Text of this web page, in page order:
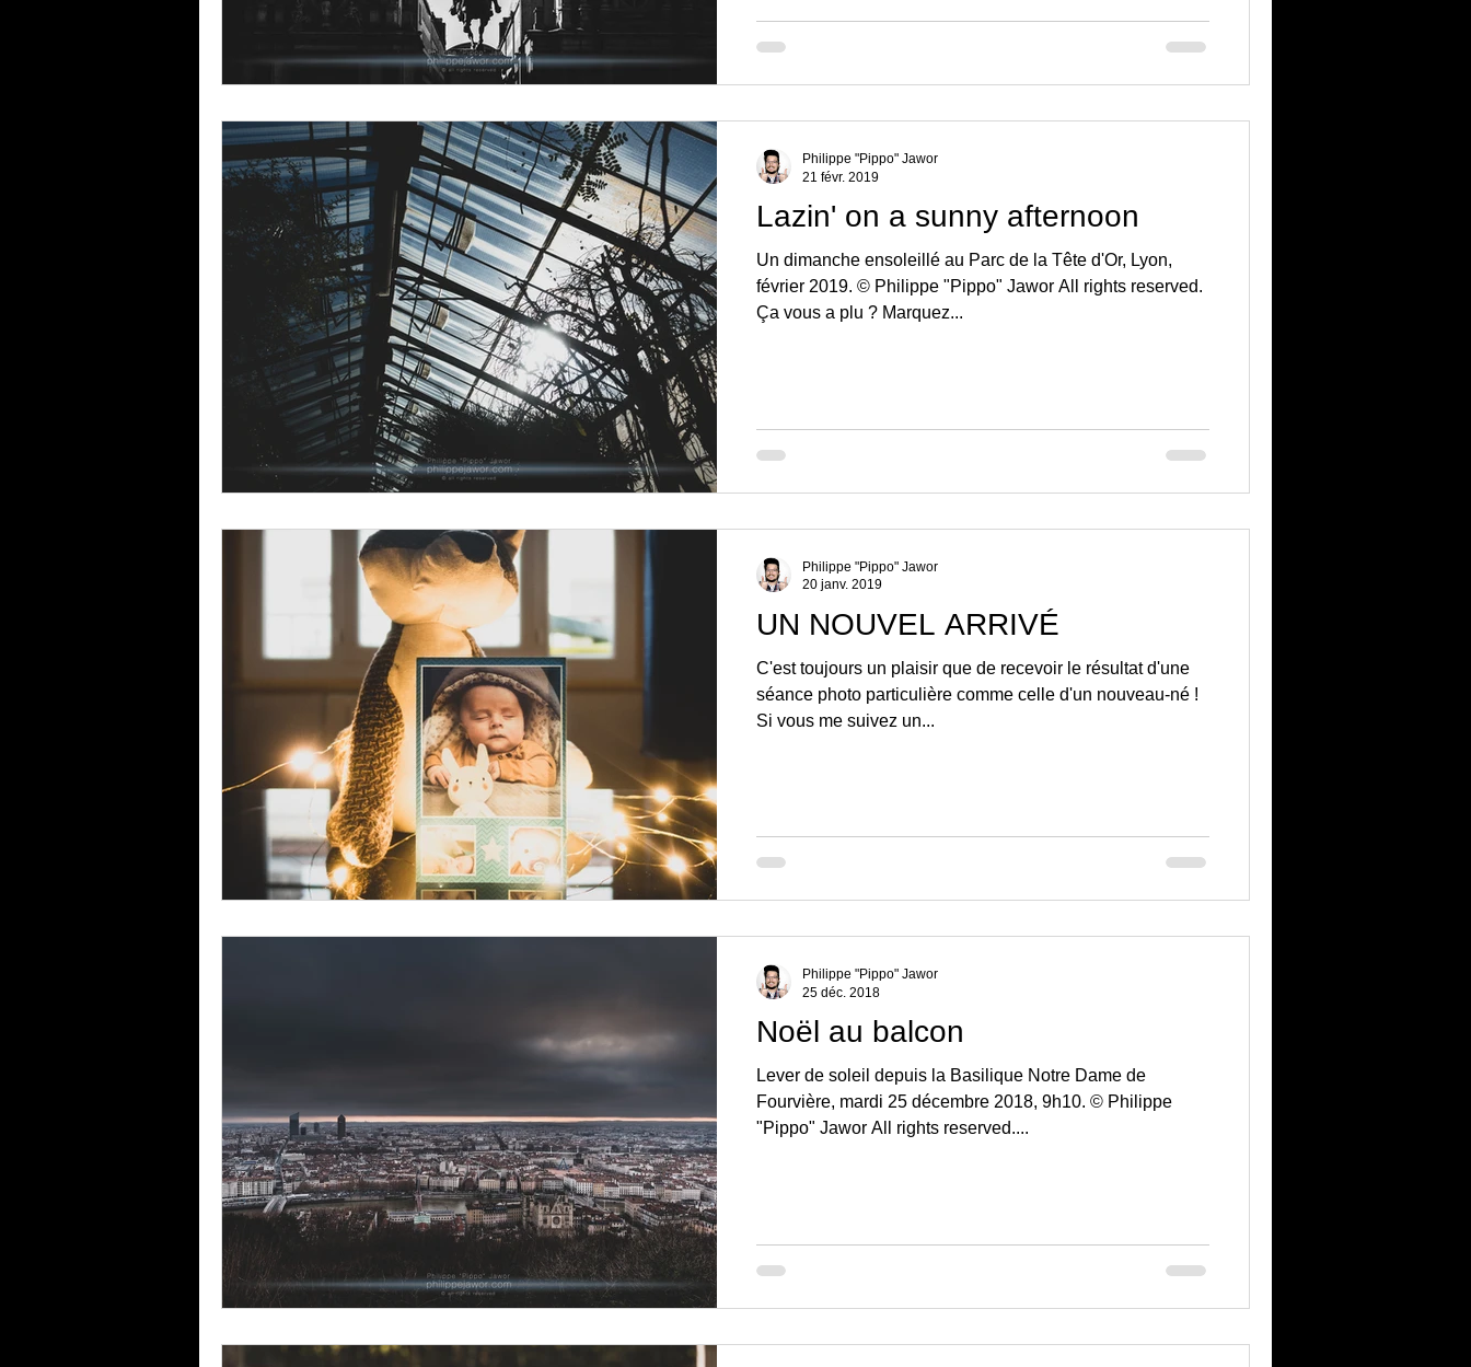
Lazin' on a sunny afternoon
Un dimanche ensoleillé au Parc de la Tête d'Or, Lyon,
février 2019. © Philippe "Pippo" Jawor All rights reserved.
Ça vous a plu ? Marquez...
Philippe "Pippo" Jawor
21 févr. 2019
UN NOUVEL ARRIVÉ
C'est toujours un plaisir que de recevoir le résultat d'une
séance photo particulière comme celle d'un nouveau-né !
Si vous me suivez un...
Philippe "Pippo" Jawor
20 janv. 2019
Noël au balcon
Lever de soleil depuis la Basilique Notre Dame de
Fourvière, mardi 25 décembre 2018, 9h10. © Philippe
"Pippo" Jawor All rights reserved....
Philippe "Pippo" Jawor
25 déc. 2018